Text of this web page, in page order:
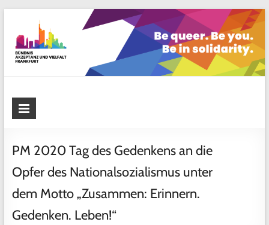
content
Bündnis Akzeptanz und Vielfalt
PM 2020 Tag des Gedenkens an die
Opfer des Nationalsozialismus unter
dem Motto „Zusammen: Erinnern.
Gedenken. Leben!“